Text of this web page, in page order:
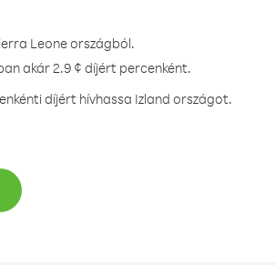
Leone országból.
akár 2.9 ¢ díjért percenként.
díjért hívhassa Izland országot.